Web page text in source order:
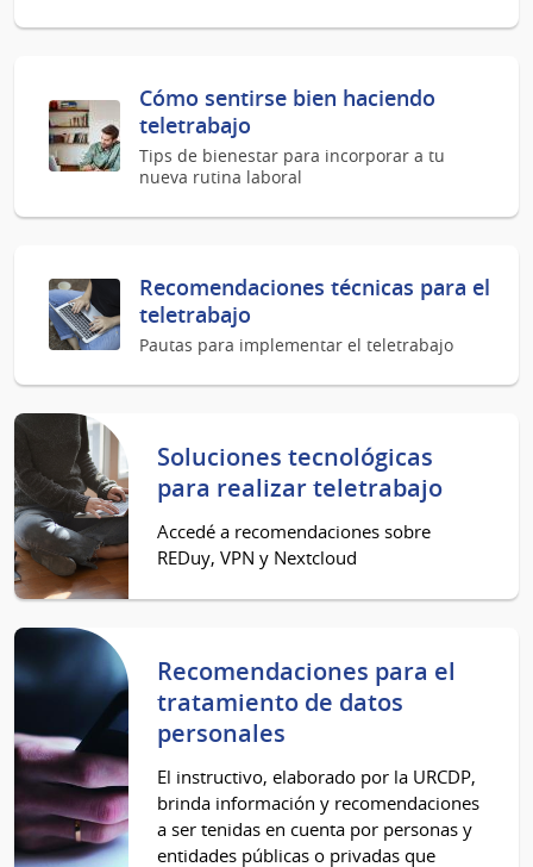
Cómo sentirse bien haciendo
teletrabajo
Tips de bienestar para incorporar a tu
nueva rutina laboral
Recomendaciones técnicas para el
teletrabajo
Pautas para implementar el teletrabajo
Soluciones tecnológicas
para realizar teletrabajo
Accedé a recomendaciones sobre
REDuy, VPN y Nextcloud
Recomendaciones para el
tratamiento de datos
personales
El instructivo, elaborado por la URCDP,
brinda información y recomendaciones
a ser tenidas en cuenta por personas y
entidades públicas o privadas que